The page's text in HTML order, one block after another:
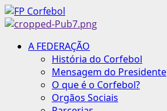
Avançar
para
conteúdo
Menu
principal
A FEDERAÇÃO
História do Corfebol
Mensagem do Presidente
O que é o Corfebol?
Orgãos Sociais